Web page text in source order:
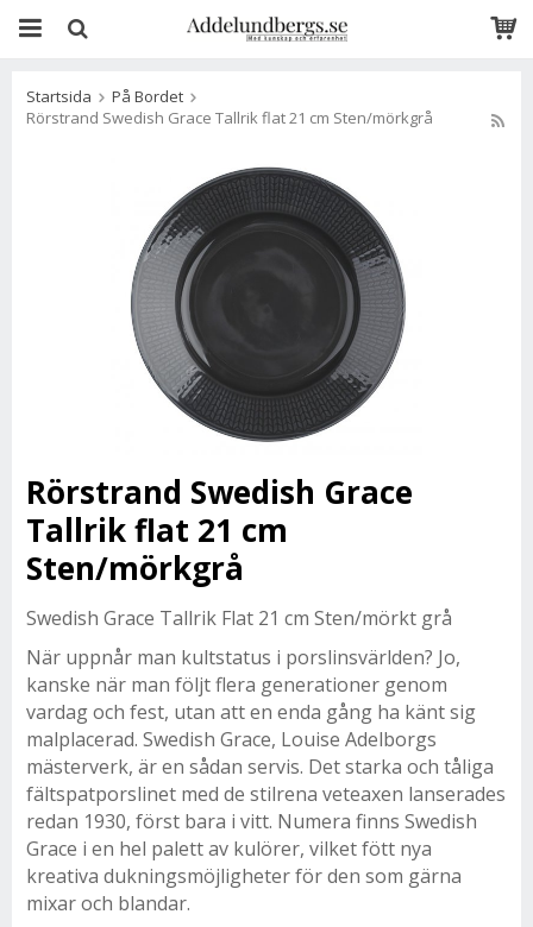
Startsida
På Bordet
Rörstrand Swedish Grace Tallrik flat 21 cm Sten/mörkgrå
Rörstrand Swedish Grace
Tallrik flat 21 cm
Sten/mörkgrå
Swedish Grace Tallrik Flat 21 cm Sten/mörkt grå
När uppnår man kultstatus i porslinsvärlden? Jo,
kanske när man följt flera generationer genom
vardag och fest, utan att en enda gång ha känt sig
malplacerad. Swedish Grace, Louise Adelborgs
mästerverk, är en sådan servis. Det starka och tåliga
fältspatporslinet med de stilrena veteaxen lanserades
redan 1930, först bara i vitt. Numera finns Swedish
Grace i en hel palett av kulörer, vilket fött nya
kreativa dukningsmöjligheter för den som gärna
mixar och blandar.